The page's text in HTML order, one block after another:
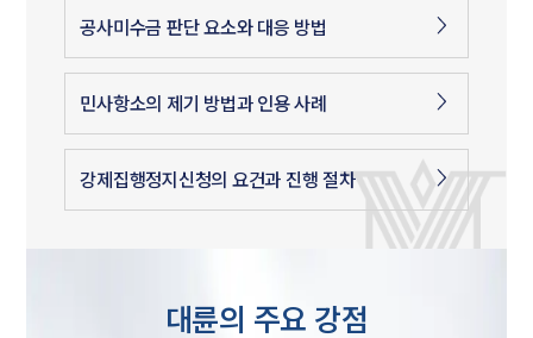
공사미수금 판단 요소와 대응 방법
민사항소의 제기 방법과 인용 사례
강제집행정지신청의 요건과 진행 절차
대륜의 주요 강점